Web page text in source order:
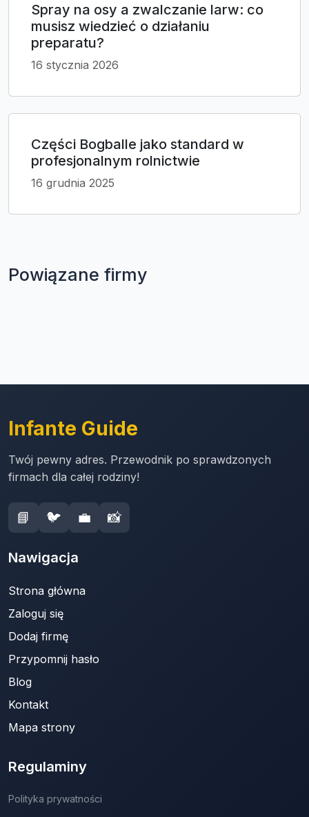
Spray na osy a zwalczanie larw: co
musisz wiedzieć o działaniu
preparatu?
16 stycznia 2026
Części Bogballe jako standard w
profesjonalnym rolnictwie
16 grudnia 2025
Powiązane firmy
Infante Guide
Twój pewny adres. Przewodnik po sprawdzonych
firmach dla całej rodziny!
📘 🐦 💼 📸
Nawigacja
Strona główna
Zaloguj się
Dodaj firmę
Przypomnij hasło
Blog
Kontakt
Mapa strony
Regulaminy
Polityka prywatności